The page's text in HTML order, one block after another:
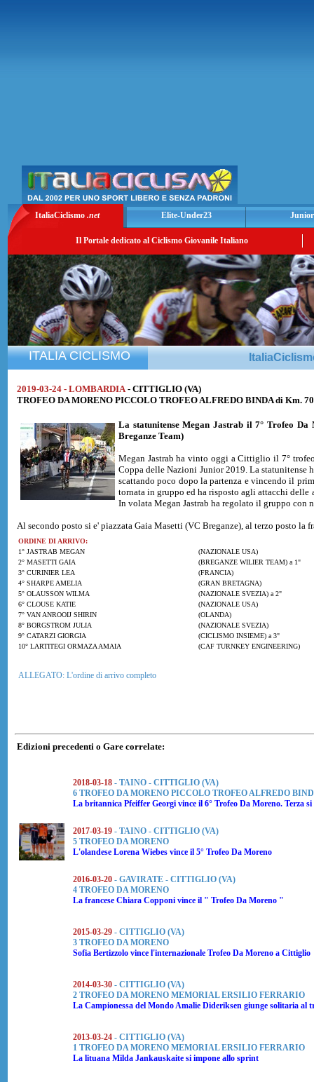
ItaliaCiclismo .net Elite-Under23
Il Portale dedicato al Ciclismo Giovanile Italiano
ITALIA CICLISMO
2019-03-24 - LOMBARDIA - CITTIGLIO (VA)
TROFEO DA MORENO PICCOLO TROFEO ALFREDO BINDA di Km.
La statunitenseMegan Jastrab il 7° Trofeo Da
Breganze Team)
Megan Jastrab ha vinto oggi a Cittiglio il 7°
Coppa delle Nazioni Junior 2019. La statunitense
scattando poco dopo la partenza e vincendo il
tornata in gruppo ed ha risposto agli attacchi
In volata Megan Jastrab ha regolato il gruppo con
Al secondo posto si e' piazzata Gaia Masetti (VC Breganze), al terzo posto la
ORDINE DI ARRIVO:
1° JASTRAB MEGAN
(NAZIONALE USA)
2° MASETTI GAIA
(BREGANZE WILIER TEAM) a 1"
3° CURINIER LEA
(FRANCIA)
4° SHARPE AMELIA
(GRAN BRETAGNA)
5° OLAUSSON WILMA
(NAZIONALE SVEZIA) a 2"
6° CLOUSE KATIE
(NAZIONALE USA)
7° VAN ANROOIJ SHIRIN
(OLANDA)
8° BORGSTROM JULIA
(NAZIONALE SVEZIA)
9° CATARZI GIORGIA
(CICLISMO INSIEME) a 3"
10° LARTITEGI ORMAZA AMAIA
(CAF TURNKEY ENGINEERING)
ALLEGATO: L'ordine di arrivo completo
Edizioni precedenti o Gare correlate:
2018-03-18 - TAINO - CITTIGLIO (VA)
6 TROFEO DA MORENO PICCOLO TROFEO ALFREDO
La britannica Pfeiffer Georgi vince il 6° Trofeo Da Moreno. Terza
2017-03-19 - TAINO - CITTIGLIO (VA)
5 TROFEO DA MORENO
L'olandese Lorena Wiebes vince il 5° Trofeo Da Moreno
2016-03-20 - GAVIRATE - CITTIGLIO (VA)
4 TROFEO DA MORENO
La francese Chiara Copponi vince il " Trofeo Da Moreno "
2015-03-29 - CITTIGLIO (VA)
3 TROFEO DA MORENO
Sofia Bertizzolo vince l'internazionale Trofeo Da Moreno a Cittiglio
2014-03-30 - CITTIGLIO (VA)
2 TROFEO DA MORENO MEMORIAL ERSILIO FERRARIO
La Campionessa del MondoAmalie Dideriksen giunge solitaria al
2013-03-24 - CITTIGLIO (VA)
1 TROFEO DA MORENO MEMORIAL ERSILIO FERRARIO
La lituana Milda Jankauskaite si impone allo sprint